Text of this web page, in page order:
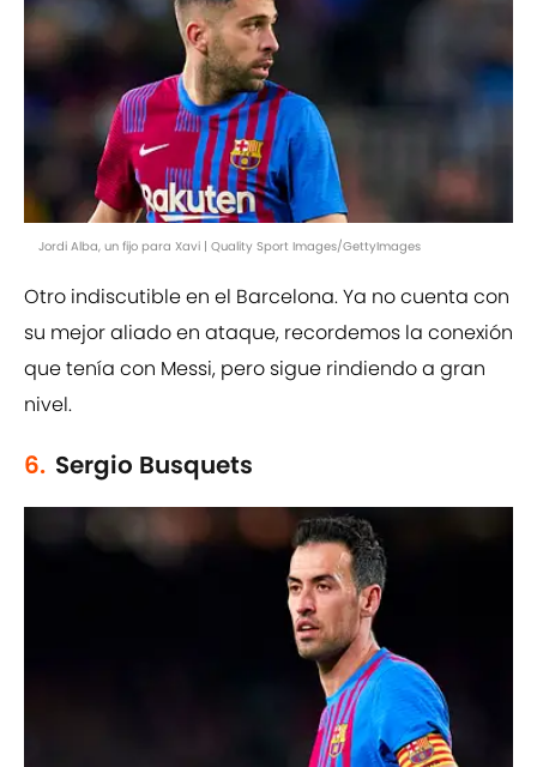
Jordi Alba, un fijo para Xavi | Quality Sport Images/GettyImages
Otro indiscutible en el Barcelona. Ya no cuenta con
su mejor aliado en ataque, recordemos la conexión
que tenía con Messi, pero sigue rindiendo a gran
nivel.
6. Sergio Busquets